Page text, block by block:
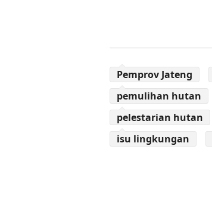
Pemprov Jateng
pemulihan hutan
pelestarian hutan
isu lingkungan